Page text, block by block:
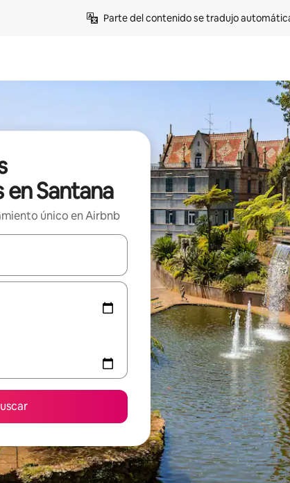
Parte del contenido se tradujo
Santana
único en Airbnb
disponibles, podrás navegar usando las teclas de las